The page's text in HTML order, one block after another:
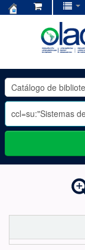
OLADE
-